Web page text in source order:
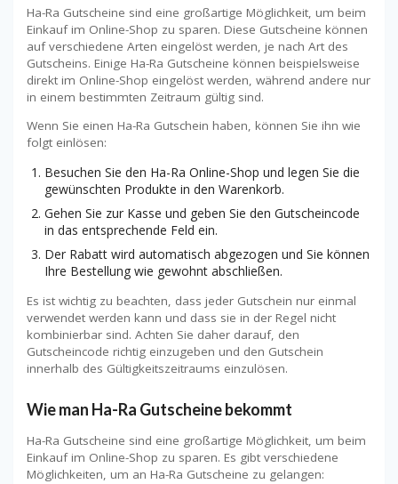
Ha-Ra Gutscheine sind eine großartige Möglichkeit, um beim
Einkauf im Online-Shop zu sparen. Diese Gutscheine können
auf verschiedene Arten eingelöst werden, je nach Art des
Gutscheins. Einige Ha-Ra Gutscheine können beispielsweise
direkt im Online-Shop eingelöst werden, während andere nur
in einem bestimmten Zeitraum gültig sind.
Wenn Sie einen Ha-Ra Gutschein haben, können Sie ihn wie
folgt einlösen:
Besuchen Sie den Ha-Ra Online-Shop und legen Sie die
gewünschten Produkte in den Warenkorb.
Gehen Sie zur Kasse und geben Sie den Gutscheincode
in das entsprechende Feld ein.
Der Rabatt wird automatisch abgezogen und Sie können
Ihre Bestellung wie gewohnt abschließen.
Es ist wichtig zu beachten, dass jeder Gutschein nur einmal
verwendet werden kann und dass sie in der Regel nicht
kombinierbar sind. Achten Sie daher darauf, den
Gutscheincode richtig einzugeben und den Gutschein
innerhalb des Gültigkeitszeitraums einzulösen.
Wie man Ha-Ra Gutscheine bekommt
Ha-Ra Gutscheine sind eine großartige Möglichkeit, um beim
Einkauf im Online-Shop zu sparen. Es gibt verschiedene
Möglichkeiten, um an Ha-Ra Gutscheine zu gelangen: